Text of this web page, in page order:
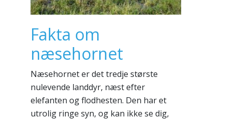
Fakta om
næsehornet
Næsehornet er det tredje største
nulevende landdyr, næst efter
elefanten og flodhesten. Den har et
utrolig ringe syn, og kan ikke se dig,